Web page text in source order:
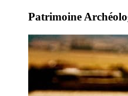
Patrimoine